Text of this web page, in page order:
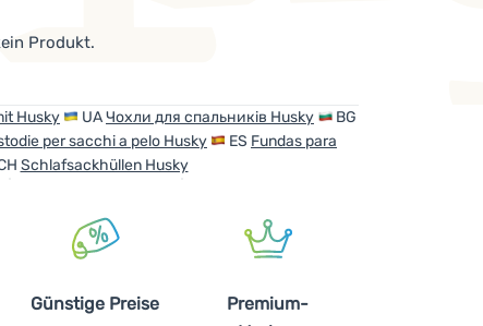
Produkt.
Husky UAЧохли для спальників Husky
BG
per sacchi a pelo Husky ES Fundas para
Schlafsackhüllen Husky
Günstige Preise
Premium-